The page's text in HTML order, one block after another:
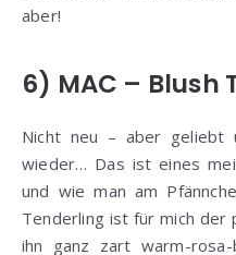
aber!
6) MAC – Blush
Nicht neu – aber geliebt
wieder… Das ist eines
und wie man am
Tenderling ist für mich der
ihn ganz zart warm-